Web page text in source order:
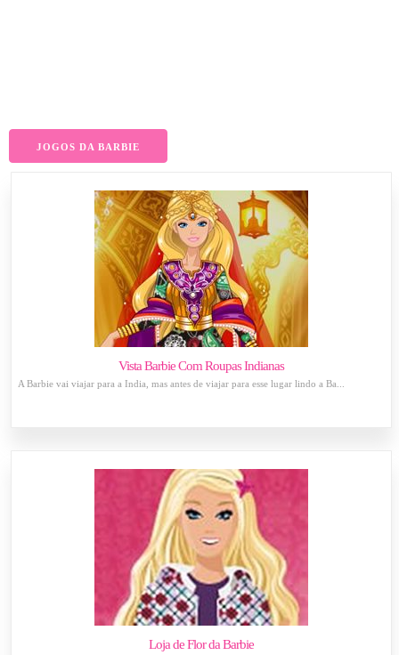
JOGOS DA BARBIE
Vista Barbie Com Roupas Indianas
A Barbie vai viajar para a Índia, mas antes de viajar para esse lugar lindo a Ba...
Loja de Flor da Barbie